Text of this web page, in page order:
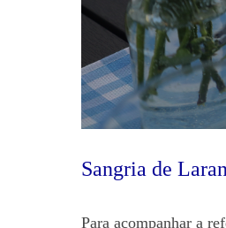
Sangria de
Para acompanhar a